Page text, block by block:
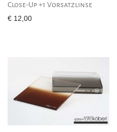
Close-Up +1 Vorsatzlinse
€ 12,00